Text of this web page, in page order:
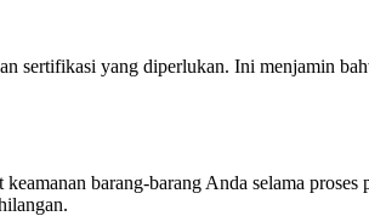
sertifikasi yang diperlukan. Ini menjamin
barang-barang Anda selama